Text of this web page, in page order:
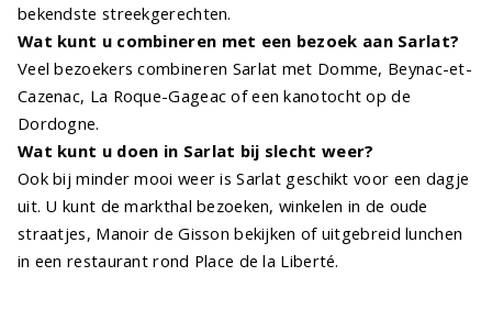
bekendste streekgerechten.
Wat kunt u combineren met een bezoek aan Sarlat?
Veel bezoekers combineren Sarlat met Domme, Beynac-et-
Cazenac, La Roque-Gageac of een kanotocht op de
Dordogne.
Wat kunt u doen in Sarlat bij slecht weer?
Ook bij minder mooi weer is Sarlat geschikt voor een dagje
uit. U kunt de markthal bezoeken, winkelen in de oude
straatjes, Manoir de Gisson bekijken of uitgebreid lunchen
in een restaurant rond Place de la Liberté.